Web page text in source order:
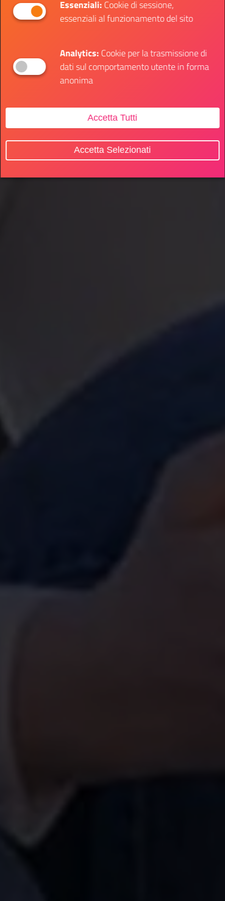
Essenziali:Cookie di sessione,
essenziali al funzionamento del sito
Analytics:Cookie per la trasmissione di
dati sul comportamento utente in forma
anonima
Accetta Tutti
Accetta Selezionati